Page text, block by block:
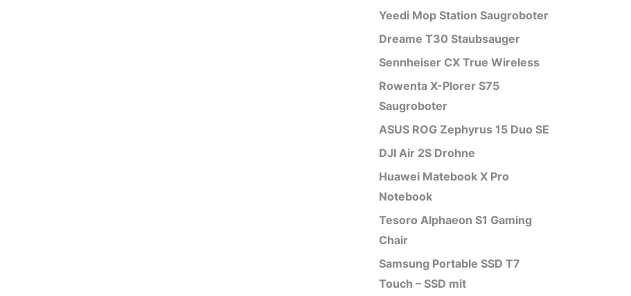
Yeedi Mop Station Saugroboter
Dreame T30 Staubsauger
Sennheiser CX True Wireless
Rowenta X-Plorer S75
Saugroboter
ASUS ROG Zephyrus 15 Duo SE
DJI Air 2S Drohne
Huawei Matebook X Pro
Notebook
Tesoro Alphaeon S1 Gaming
Chair
Samsung Portable SSD T7
Touch – SSD mit